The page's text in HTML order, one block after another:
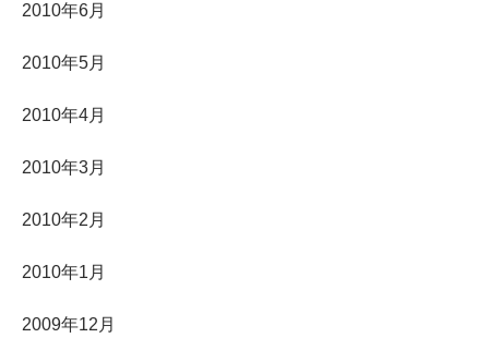
2010年6月
2010年5月
2010年4月
2010年3月
2010年2月
2010年1月
2009年12月